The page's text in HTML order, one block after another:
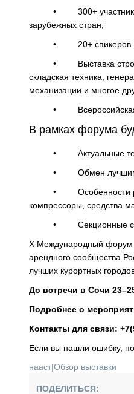
• 300+ участников —
зарубежных стран;
• 20+ спикеров —
• Выставка
складская техника,
механизации и многое
• Всероссийская
В рамках форума
• Актуальные
• Обмен лучшими
• Особенности
компрессоры, средства
• Секционные сессии
X Международный форум
арендного сообщества
лучших курортных
До встречи в Сочи
Подробнее о
Контакты для связи:
Если вы нашли ошибку,
нааст|Обзор выставки
ПОДЕЛИТЬСЯ: